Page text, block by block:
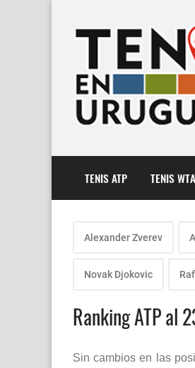
TENIS ATP TENIS WTA
Alexander Zverev
Novak Djokovic
Ranking ATP al
Sin cambios en las